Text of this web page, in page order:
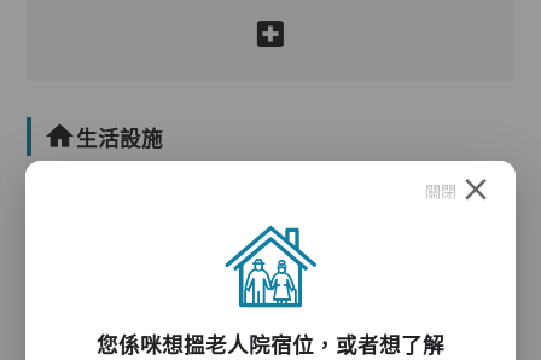
生活設施
關閉
您係咪想搵老人院宿位，或者想了解